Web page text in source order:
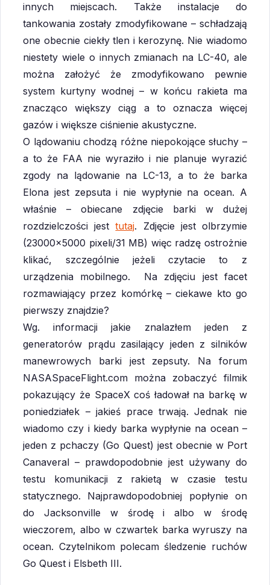
innych miejscach. Także instalacje do
tankowania zostały zmodyfikowane – schładzają
one obecnie ciekły tlen i kerozynę. Nie wiadomo
niestety wiele o innych zmianach na LC-40, ale
można założyć że zmodyfikowano pewnie
system kurtyny wodnej – w końcu rakieta ma
znacząco większy ciąg a to oznacza więcej
gazów i większe ciśnienie akustyczne.
O lądowaniu chodzą różne niepokojące słuchy –
a to że FAA nie wyraziło i nie planuje wyrazić
zgody na lądowanie na LC-13, a to że barka
Elona jest zepsuta i nie wypłynie na ocean. A
właśnie – obiecane zdjęcie barki w dużej
rozdzielczości jesttutaj. Zdjęcie jest olbrzymie
(23000×5000 pixeli/31 MB) więc radzę ostrożnie
klikać, szczególnie jeżeli czytacie to z
urządzenia mobilnego. Na zdjęciu jest facet
rozmawiający przez komórkę – ciekawe kto go
pierwszy znajdzie?
Wg. informacji jakie znalazłem jeden z
generatorów prądu zasilający jeden z silników
manewrowych barki jest zepsuty. Na forum
NASASpaceFlight.com można zobaczyć filmik
pokazujący że SpaceX coś ładował na barkę w
poniedziałek – jakieś prace trwają. Jednak nie
wiadomo czy i kiedy barka wypłynie na ocean –
jeden z pchaczy (Go Quest) jest obecnie w Port
Canaveral – prawdopodobnie jest używany do
testu komunikacji z rakietą w czasie testu
statycznego. Najprawdopodobniej popłynie on
do Jacksonville w środę i albo w środę
wieczorem, albo w czwartek barka wyruszy na
ocean. Czytelnikom polecam śledzenie ruchów
Go Quest i Elsbeth III.